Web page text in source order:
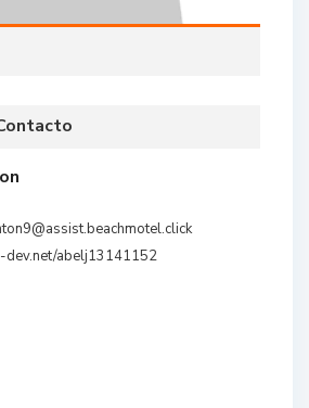
dev.net/abelj13141152